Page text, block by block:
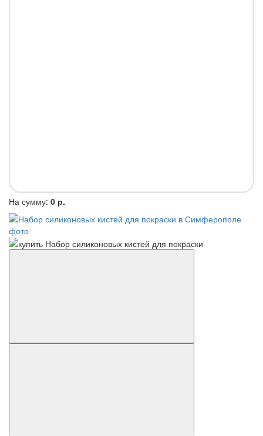
На сумму: 0 р.